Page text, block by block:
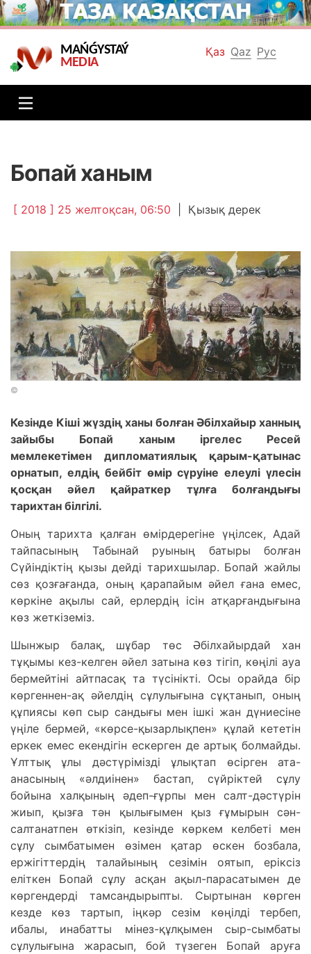
Қаз Qaz Рус
MAŃǴYSTAÝ
MEDIA
Бопай ханым
[ 2018 ] 25 желтоқсан, 06:50 Қызық дерек
©
Кезінде Кіші жүздің ханы болған Әбілхайыр ханның
зайыбы Бопай ханым іргелес Ресей
мемлекетімен дипломатиялық қарым­-қатынас
орнатып, елдің бейбіт өмір сүруіне елеулі үлесін
қосқан әйел қайраткер тұлға болғандығы
тарихтан білгілі.
Оның тарихта қалған өмірдерегіне үңілсек, Адай
тайпасының Табынай руының батыры болған
Сүйіндіктің қызы дейді тарихшылар. Бопай жайлы
сөз қозғағанда, оның қарапайым әйел ғана емес,
көркіне ақылы сай, ерлердің ісін атқарғандығына
көз жеткіземіз.
Шынжыр балақ, шұбар төс Әбілхайырдай хан
тұқымы кез-келген әйел затына көз тігіп, көңілі ауа
бермейтіні айтпасақ та түсінікті. Осы орайда бір
көргеннен-ақ әйелдің сұлулығына сұқтанып, оның
құпиясы көп сыр сандығы мен ішкі жан дүниесіне
үңіле бермей, «көрсе-қызарлықпен» құлай кететін
еркек емес екендігін ескерген де артық болмайды.
Ұлттық ұлы дәстүрімізді ұлықтап өсірген ата-
анасының «әлдиінен» бастап, сүйріктей сұлу
бойына халқының әдеп-ғұрпы мен салт-дәстүрін
жиып, қызға тән қылығымен қыз ғұмырын сән-
салтанатпен өткізіп, кезінде көркем келбеті мен
сұлу сымбатымен өзімен қатар өскен бозбала,
ержігіттердің талайының сезімін оятып, еріксіз
еліткен Бопай сұлу асқан ақыл-парасатымен де
көргендерді тамсандырыпты. Сыртынан көрген
кезде көз тартып, іңкәр сезім көңілді тербеп,
ибалы, инабатты мінез-құлқымен сыр-сымбаты
сұлулығына жарасып, бой түзеген Бопай аруға